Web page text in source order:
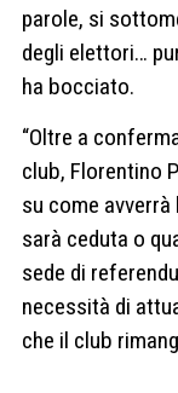
parole, si
degli elettori…
ha bocciato.
“Oltre a
club, Florentino
su come
sarà ceduta o
sede di
necessità di
che il club